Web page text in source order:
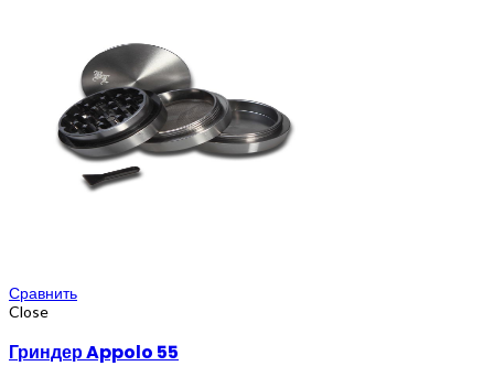
Сравнить
Close
Гриндер Appolo 55